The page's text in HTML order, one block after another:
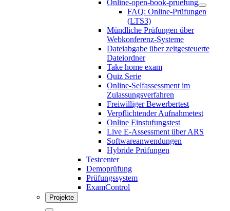
Online-open-book-pruefung
FAQ: Online-Prüfungen
(LTS3)
Mündliche Prüfungen über
Webkonferenz-Systeme
Dateiabgabe über zeitgesteuerte
Dateiordner
Take home exam
Quiz Serie
Online-Selfassessment im
Zulassungsverfahren
Freiwilliger Bewerbertest
Verpflichtender Aufnahmetest
Online Einstufungstest
Live E-Assessment über ARS
Softwareanwendungen
Hybride Prüfungen
Testcenter
Demoprüfung
Prüfungssystem
ExamControl
Projekte